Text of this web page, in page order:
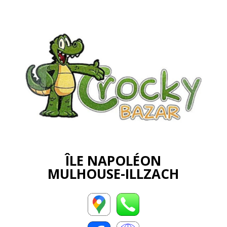
ÎLE NAPOLÉON
MULHOUSE-ILLZACH